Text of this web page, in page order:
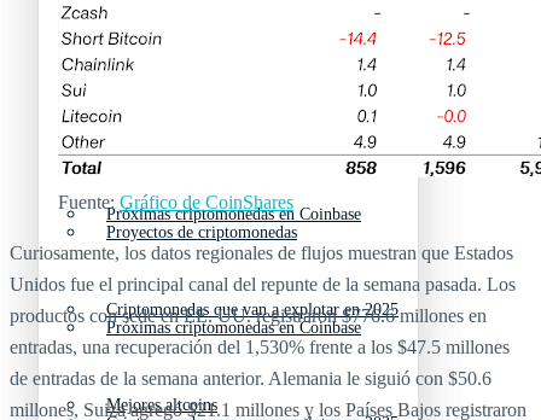
Nuevas criptomonedas
Proyectos de criptomonedas
Próximas criptomonedas en Coinbase
Criptomonedas que van a explotar en 2025
Mejores altcoins
Próximas criptomonedas en Binance
Proyectos de criptomonedas
Próximas criptomonedas en Coinbase
Fuente: Gráfico de CoinShares
Curiosamente, los datos regionales de flujos muestran que Estados
Unidos fue el principal canal del repunte de la semana pasada. Los
productos con sede en EE. UU. registraron $776.6 millones en
entradas, una recuperación del 1,530% frente a los $47.5 millones
de entradas de la semana anterior. Alemania le siguió con $50.6
millones, Suiza agregó $21.1 millones y los Países Bajos registraron